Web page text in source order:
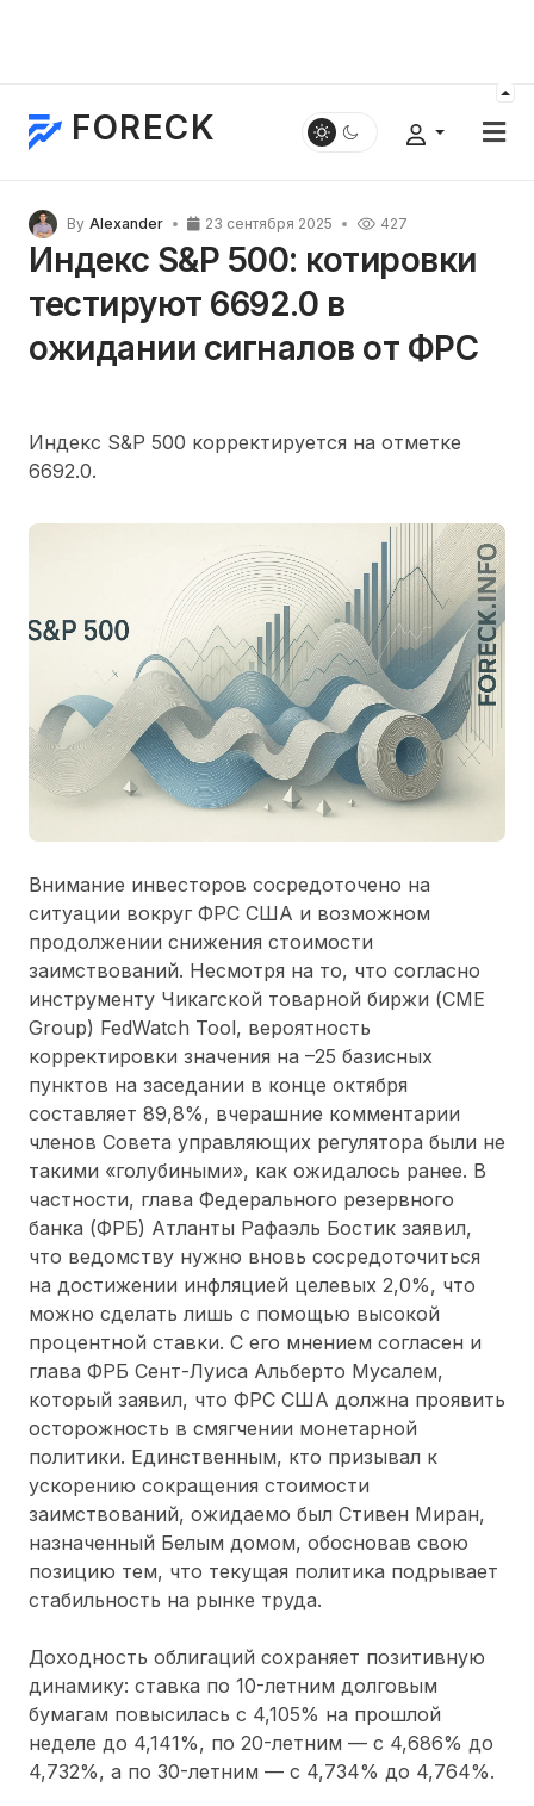
FORECK
By Alexander 23 сентября 2025 427
Индекс S&P 500: котировки
тестируют 6692.0 в
ожидании сигналов от ФРС
Индекс S&P 500 корректируется на отметке
6692.0.
Внимание инвесторов сосредоточено на
ситуации вокруг ФРС США и возможном
продолжении снижения стоимости
заимствований. Несмотря на то, что согласно
инструменту Чикагской товарной биржи (CME
Group) FedWatch Tool, вероятность
корректировки значения на –25 базисных
пунктов на заседании в конце октября
составляет 89,8%, вчерашние комментарии
членов Совета управляющих регулятора были не
такими «голубиными», как ожидалось ранее. В
частности, глава Федерального резервного
банка (ФРБ) Атланты Рафаэль Бостик заявил,
что ведомству нужно вновь сосредоточиться
на достижении инфляцией целевых 2,0%, что
можно сделать лишь с помощью высокой
процентной ставки. С его мнением согласен и
глава ФРБ Сент-Луиса Альберто Мусалем,
который заявил, что ФРС США должна проявить
осторожность в смягчении монетарной
политики. Единственным, кто призывал к
ускорению сокращения стоимости
заимствований, ожидаемо был Стивен Миран,
назначенный Белым домом, обосновав свою
позицию тем, что текущая политика подрывает
стабильность на рынке труда.
Доходность облигаций сохраняет позитивную
динамику: ставка по 10-летним долговым
бумагам повысилась с 4,105% на прошлой
неделе до 4,141%, по 20-летним — с 4,686% до
4,732%, а по 30-летним — с 4,734% до 4,764%.